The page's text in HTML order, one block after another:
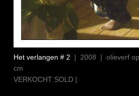
Het verlangen # 2 | 2008 | olieverf op
cm
VERKOCHT SOLD |